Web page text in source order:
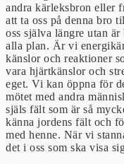
andra kärleksbron eller
att ta oss på denna bro
oss själva längre utan
alla plan. Är vi
känslor och reaktioner
vara hjärtkänslor och
eget. Vi kan öppna för
mötet med andra
själs fält som är så
känna jordens fält och
med henne. När vi
det i oss som ska visa